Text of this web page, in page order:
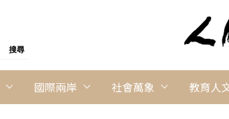
國際兩岸 社會萬象 教育人